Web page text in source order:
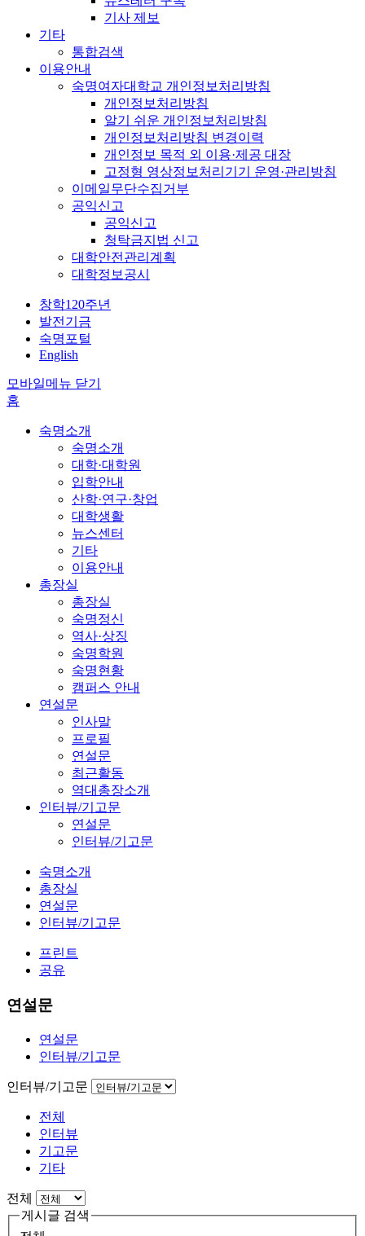
기사 제보
기타
통합검색
이용안내
숙명여자대학교 개인정보처리방침
개인정보처리방침
알기 쉬운 개인정보처리방침
개인정보처리방침 변경이력
개인정보 목적 외 이용·제공 대장
고정형 영상정보처리기기 운영·관리방침
이메일무단수집거부
공익신고
공익신고
청탁금지법 신고
대학안전관리계획
대학정보공시
창학120주년
발전기금
숙명포털
English
모바일메뉴 닫기
홈
숙명소개
숙명소개
대학·대학원
입학안내
산학·연구·창업
대학생활
뉴스센터
기타
이용안내
총장실
총장실
숙명정신
역사·상징
숙명학원
숙명현황
캠퍼스 안내
연설문
인사말
프로필
연설문
최근활동
역대총장소개
인터뷰/기고문
연설문
인터뷰/기고문
숙명소개
총장실
연설문
인터뷰/기고문
프린트
공유
연설문
연설문
인터뷰/기고문
인터뷰/기고문
전체
인터뷰
기고문
기타
전체
게시글 검색